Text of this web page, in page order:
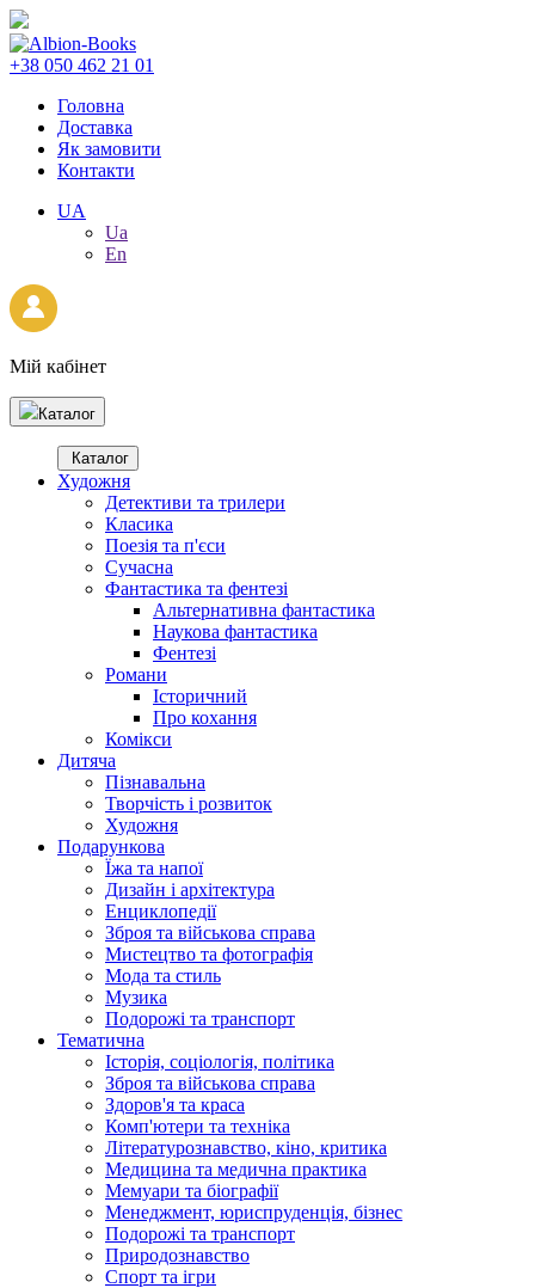
+38 050 462 21 01
Головна
Доставка
Як замовити
Контакти
UA
Ua
En
Мій кабінет
Каталог
Каталог
Художня
Детективи та трилери
Класика
Поезія та п'єси
Сучасна
Фантастика та фентезі
Альтернативна фантастика
Наукова фантастика
Фентезі
Романи
Історичний
Про кохання
Комікси
Дитяча
Пізнавальна
Творчість і розвиток
Художня
Подарункова
Їжа та напої
Дизайн і архітектура
Енциклопедії
Зброя та військова справа
Мистецтво та фотографія
Мода та стиль
Музика
Подорожі та транспорт
Тематична
Історія, соціологія, політика
Зброя та військова справа
Здоров'я та краса
Комп'ютери та техніка
Літературознавство, кіно, критика
Медицина та медична практика
Мемуари та біографії
Менеджмент, юриспруденція, бізнес
Подорожі та транспорт
Природознавство
Спорт та ігри